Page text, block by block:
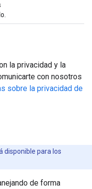
la privacidad y la
con nosotros
sobre la privacidad de
disponible para los
de forma